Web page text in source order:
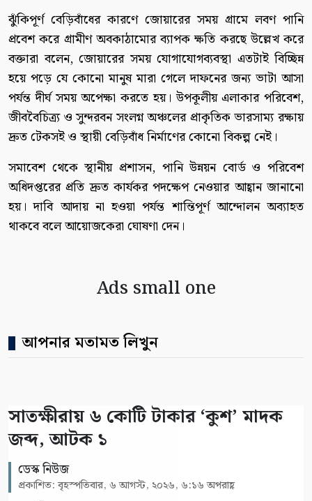
ঝুঁকিপূর্ণ বেড়িবাঁধের কারণে জোয়ারের সময় গ্রামে লবণ পানি
প্রবেশ করে গ্রামীণ অবকাঠামোর ব্যাপক ক্ষতি করছে উল্লেখ করে
বক্তারা বলেন, জোয়ারের সময় যোগাযোগব্যবস্থা এতটাই বিচ্ছিন্ন
হয়ে পড়ে যে কোনো মানুষ মারা গেলে দাফনের জন্য ভাটা আসা
পর্যন্ত দীর্ঘ সময় অপেক্ষা করতে হয়। উপকূলীয় এলাকার পরিবেশ,
জীববৈচিত্র্য ও সুন্দরবন সংলগ্ন অঞ্চলের প্রাকৃতিক ভারসাম্য রক্ষায়
দ্রুত টেকসই ও স্থায়ী বেড়িবাঁধ নির্মাণের কোনো বিকল্প নেই।
সমাবেশ থেকে স্থানীয় প্রশাসন, পানি উন্নয়ন বোর্ড ও পরিবেশ
অধিদপ্তরের প্রতি দ্রুত কার্যকর পদক্ষেপ নেওয়ার আহ্বান জানানো
হয়। দাবি আদায় না হওয়া পর্যন্ত শান্তিপূর্ণ আন্দোলন অব্যাহত
থাকবে বলে আয়োজকেরা ঘোষণা দেন।
Ads small one
আপনার মতামত লিখুন
সাতক্ষীরায় ৬ কোটি টাকার ‘কুশ’ মাদক
জব্দ, আটক ১
ডেস্ক নিউজ
প্রকাশিত: বৃহস্পতিবার, ৬ আগস্ট, ২০২৬, ৬:১৬ অপরাহ্ণ